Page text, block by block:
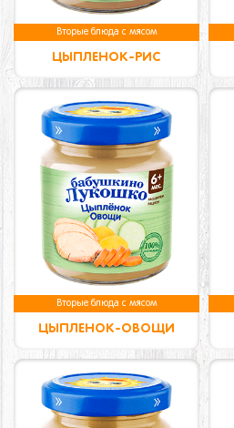
Вторые блюда с мясом
ЦЫПЛЕНОК-РИС
Вторые блюда с мясом
ЦЫПЛЕНОК-ОВОЩИ